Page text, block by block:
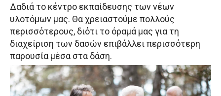
Δαδιά το κέντρο εκπαίδευσης των νέων
υλοτόμων μας. Θα χρειαστούμε πολλούς
περισσότερους, διότι το όραμά μας για τη
διαχείριση των δασών επιβάλλει περισσότερη
παρουσία μέσα στα δάση.